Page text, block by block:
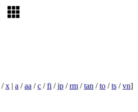
/x | a /aa /c /fi /jp /rm /tan /to /ts /vn]